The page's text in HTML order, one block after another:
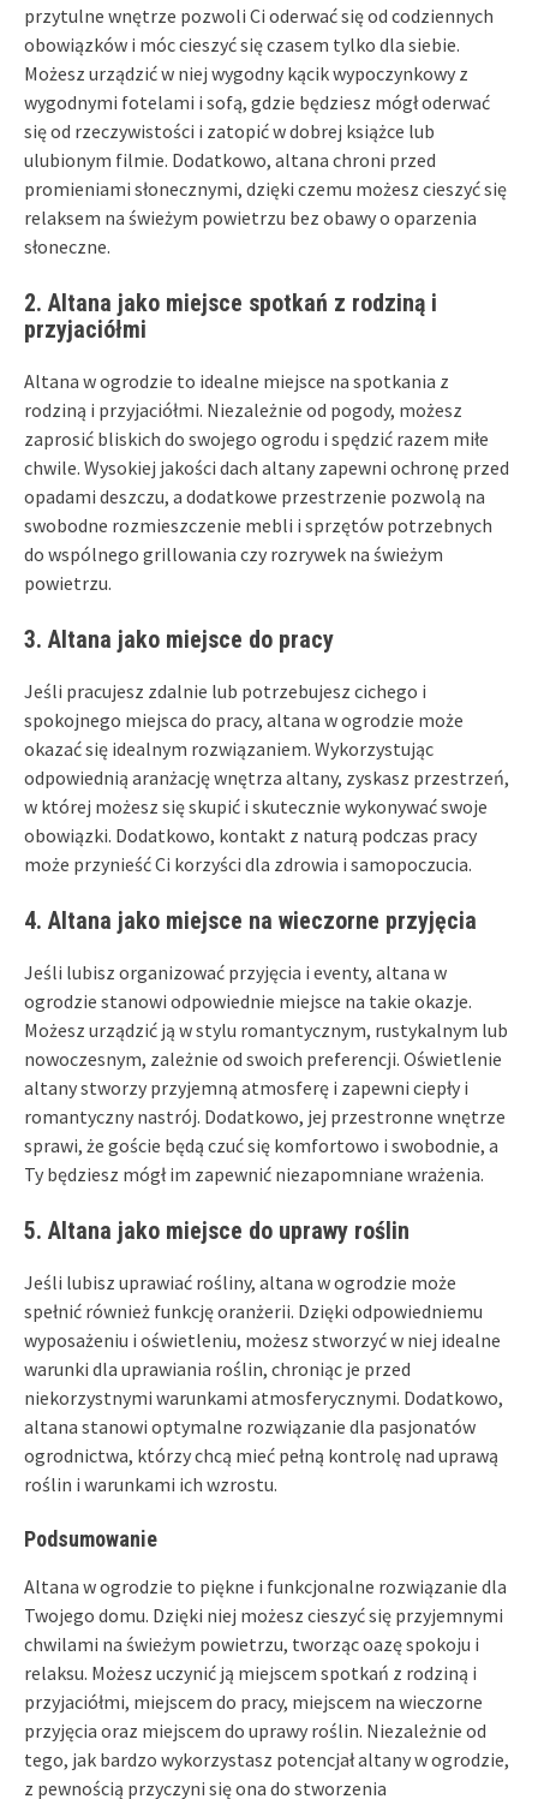
przytulne wnętrze pozwoli Ci oderwać się od codziennych
obowiązków i móc cieszyć się czasem tylko dla siebie.
Możesz urządzić w niej wygodny kącik wypoczynkowy z
wygodnymi fotelami i sofą, gdzie będziesz mógł oderwać
się od rzeczywistości i zatopić w dobrej książce lub
ulubionym filmie. Dodatkowo, altana chroni przed
promieniami słonecznymi, dzięki czemu możesz cieszyć się
relaksem na świeżym powietrzu bez obawy o oparzenia
słoneczne.
2. Altana jako miejsce spotkań z rodziną i
przyjaciółmi
Altana w ogrodzie to idealne miejsce na spotkania z
rodziną i przyjaciółmi. Niezależnie od pogody, możesz
zaprosić bliskich do swojego ogrodu i spędzić razem miłe
chwile. Wysokiej jakości dach altany zapewni ochronę przed
opadami deszczu, a dodatkowe przestrzenie pozwolą na
swobodne rozmieszczenie mebli i sprzętów potrzebnych
do wspólnego grillowania czy rozrywek na świeżym
powietrzu.
3. Altana jako miejsce do pracy
Jeśli pracujesz zdalnie lub potrzebujesz cichego i
spokojnego miejsca do pracy, altana w ogrodzie może
okazać się idealnym rozwiązaniem. Wykorzystując
odpowiednią aranżację wnętrza altany, zyskasz przestrzeń,
w której możesz się skupić i skutecznie wykonywać swoje
obowiązki. Dodatkowo, kontakt z naturą podczas pracy
może przynieść Ci korzyści dla zdrowia i samopoczucia.
4. Altana jako miejsce na wieczorne przyjęcia
Jeśli lubisz organizować przyjęcia i eventy, altana w
ogrodzie stanowi odpowiednie miejsce na takie okazje.
Możesz urządzić ją w stylu romantycznym, rustykalnym lub
nowoczesnym, zależnie od swoich preferencji. Oświetlenie
altany stworzy przyjemną atmosferę i zapewni ciepły i
romantyczny nastrój. Dodatkowo, jej przestronne wnętrze
sprawi, że goście będą czuć się komfortowo i swobodnie, a
Ty będziesz mógł im zapewnić niezapomniane wrażenia.
5. Altana jako miejsce do uprawy roślin
Jeśli lubisz uprawiać rośliny, altana w ogrodzie może
spełnić również funkcję oranżerii. Dzięki odpowiedniemu
wyposażeniu i oświetleniu, możesz stworzyć w niej idealne
warunki dla uprawiania roślin, chroniąc je przed
niekorzystnymi warunkami atmosferycznymi. Dodatkowo,
altana stanowi optymalne rozwiązanie dla pasjonatów
ogrodnictwa, którzy chcą mieć pełną kontrolę nad uprawą
roślin i warunkami ich wzrostu.
Podsumowanie
Altana w ogrodzie to piękne i funkcjonalne rozwiązanie dla
Twojego domu. Dzięki niej możesz cieszyć się przyjemnymi
chwilami na świeżym powietrzu, tworząc oazę spokoju i
relaksu. Możesz uczynić ją miejscem spotkań z rodziną i
przyjaciółmi, miejscem do pracy, miejscem na wieczorne
przyjęcia oraz miejscem do uprawy roślin. Niezależnie od
tego, jak bardzo wykorzystasz potencjał altany w ogrodzie,
z pewnością przyczyni się ona do stworzenia